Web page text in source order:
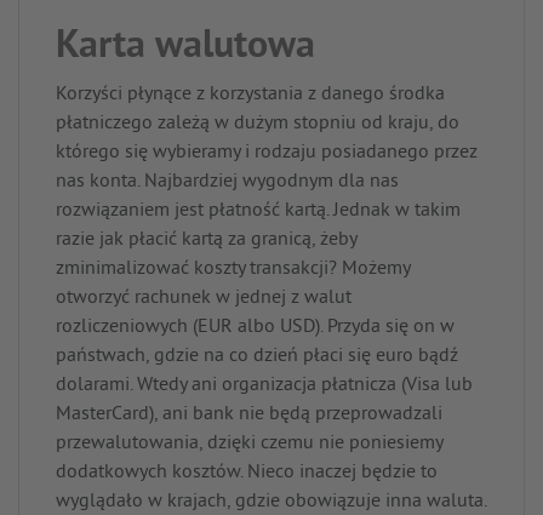
Karta walutowa
Korzyści płynące z korzystania z danego środka
płatniczego zależą w dużym stopniu od kraju, do
którego się wybieramy i rodzaju posiadanego przez
nas konta. Najbardziej wygodnym dla nas
rozwiązaniem jest płatność kartą. Jednak w takim
razie jak płacić kartą za granicą, żeby
zminimalizować koszty transakcji? Możemy
otworzyć rachunek w jednej z walut
rozliczeniowych (EUR albo USD). Przyda się on w
państwach, gdzie na co dzień płaci się euro bądź
dolarami. Wtedy ani organizacja płatnicza (Visa lub
MasterCard), ani bank nie będą przeprowadzali
przewalutowania, dzięki czemu nie poniesiemy
dodatkowych kosztów. Nieco inaczej będzie to
wyglądało w krajach, gdzie obowiązuje inna waluta.